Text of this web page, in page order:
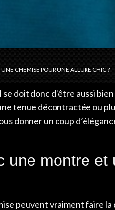
CHEMISE POUR UNE ALLURE CHIC ?
doit donc d’être aussi
tenue décontractée ou
donner un coup
une montre et
peuvent vraiment faire